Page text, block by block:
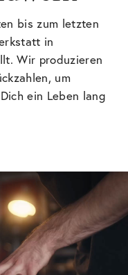
bis zum letzten
in
Wir produzieren
um
ein Leben lang